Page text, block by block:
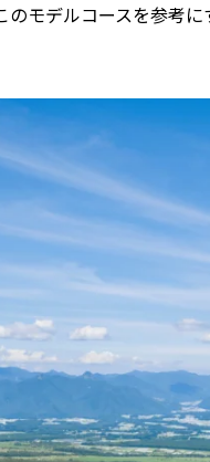
のモデルコースを参考